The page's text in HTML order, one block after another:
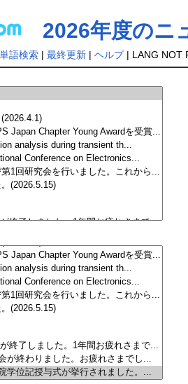
2026年度のニ
単語検索| 最終更新| ヘルプ| LANG NOT